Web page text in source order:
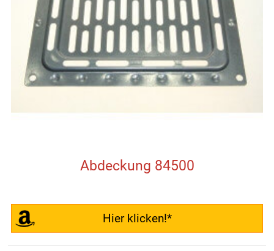
Abdeckung 84500
Hier klicken!*